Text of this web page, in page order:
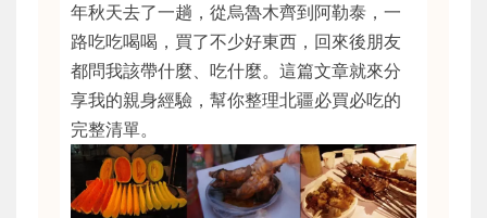
年秋天去了一趟，從烏魯木齊到阿勒泰，一
路吃吃喝喝，買了不少好東西，回來後朋友
都問我該帶什麼、吃什麼。這篇文章就來分
享我的親身經驗，幫你整理北疆必買必吃的
完整清單。